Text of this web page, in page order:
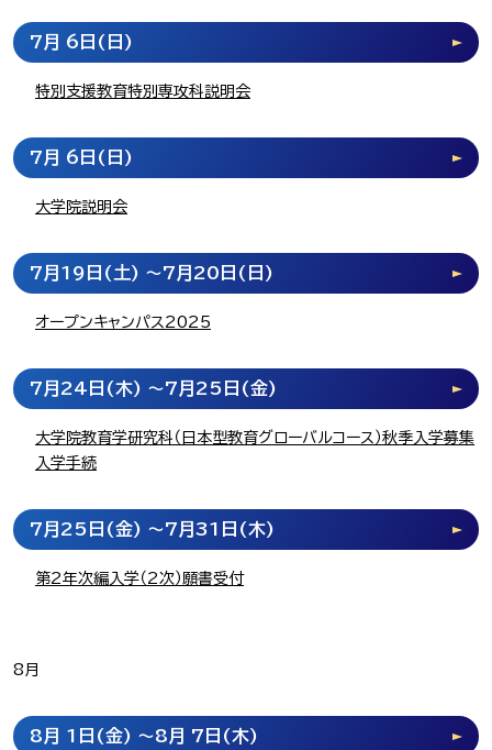
7月 6日 (日)
特別支援教育特別専攻科説明会
7月 6日 (日)
大学院説明会
7月19日 (土) ～7月20日 (日)
オープンキャンパス2025
7月24日 (木) ～7月25日 (金)
大学院教育学研究科（日本型教育グローバルコース）秋季入学募集
入学手続
7月25日 (金) ～7月31日 (木)
第2年次編入学（2次）願書受付
8月
8月 1日 (金) ～8月 7日 (木)